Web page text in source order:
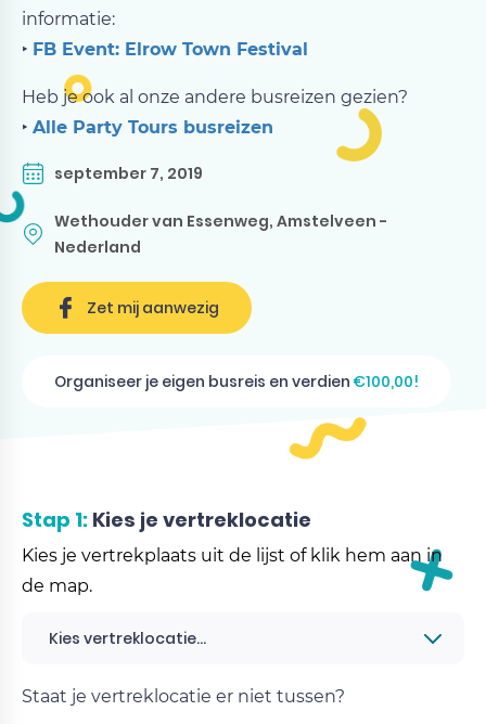
informatie:
‣ FB Event: Elrow Town Festival
Heb je ook al onze andere busreizen gezien?
‣ Alle Party Tours busreizen
september 7, 2019
Wethouder van Essenweg, Amstelveen -
Nederland
Zet mij aanwezig
Organiseer je eigen busreis en verdien€100,00!
Stap 1: Kies je vertreklocatie
Kies je vertrekplaats uit de lijst of klik hem aan in
de map.
Kies vertreklocatie...
Staat je vertreklocatie er niet tussen?